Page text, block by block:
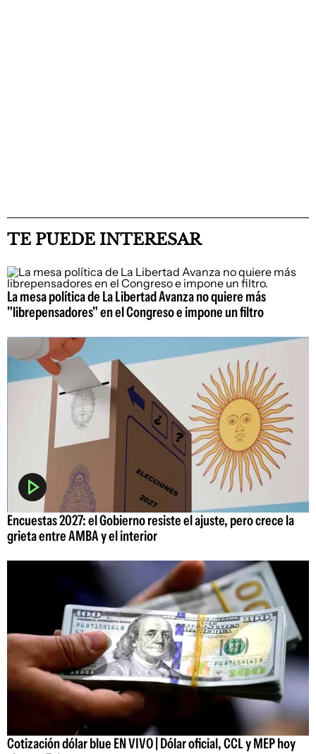
TE PUEDE INTERESAR
La mesa política de La Libertad Avanza no quiere más
"librepensadores" en el Congreso e impone un filtro
Encuestas 2027: el Gobierno resiste el ajuste, pero crece la
grieta entre AMBA y el interior
Cotización dólar blue EN VIVO | Dólar oficial, CCL y MEP hoy